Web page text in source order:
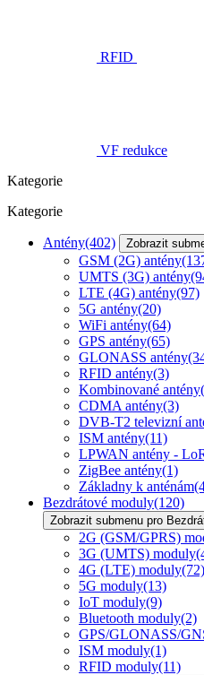
RFID
VF redukce
Kategorie
Kategorie
Antény(402) Zobrazit
GSM (2G) antény
UMTS (3G) antény
LTE (4G) antény(97)
5G antény(20)
WiFi antény(64)
GPS antény(65)
GLONASS antény
RFID antény(3)
Kombinované antény
CDMA antény(3)
DVB-T2 televizní
ISM antény(11)
LPWAN antény -
ZigBee antény(1)
Základny k anténám
Bezdrátové moduly(120)
Zobrazit submenu pro
2G (GSM/GPRS)
3G (UMTS) moduly
4G (LTE) moduly(72)
5G moduly(13)
IoT moduly(9)
Bluetooth moduly(2)
GPS/GLONASS/
ISM moduly(1)
RFID moduly(11)